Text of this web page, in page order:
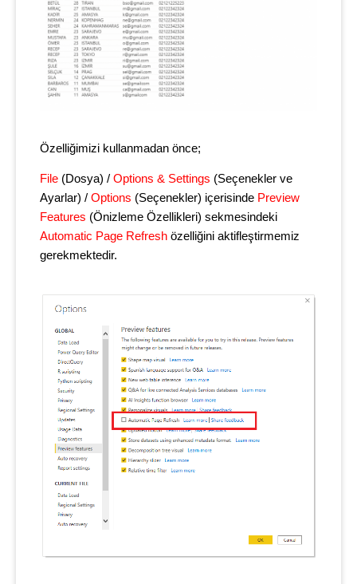
Özelliğimizi kullanmadan önce;
File (Dosya) / Options & Settings (Seçenekler ve
Ayarlar) / Options (Seçenekler) içerisinde Preview
Features (Önizleme Özellikleri) sekmesindeki
Automatic Page Refresh özelliğini aktifleştirmemiz
gerekmektedir.